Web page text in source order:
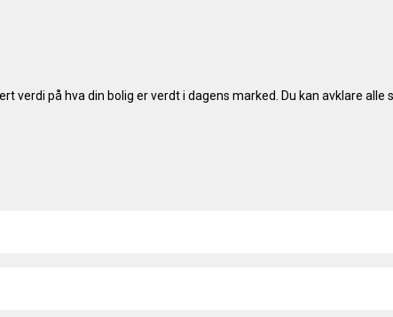
verdi på hva din bolig er verdt i dagens marked. Du kan avklare